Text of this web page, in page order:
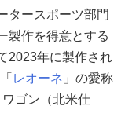
タースポーツ部門
製作を得意とする
2023年に製作され
レオーネ 」の愛称
ゴン（北米仕